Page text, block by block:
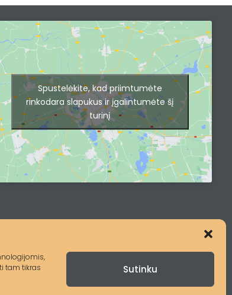
tam tikras
Sutinku
Spustelėkite, kad priimtumėte
rinkodara slapukus ir įgalintumėte šį
turinį